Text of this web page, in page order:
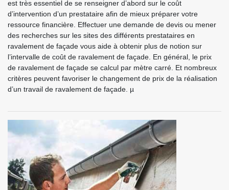
est très essentiel de se renseigner d’abord sur le coût
d’intervention d’un prestataire afin de mieux préparer votre
ressource financière. Effectuer une demande de devis ou mener
des recherches sur les sites des différents prestataires en
ravalement de façade vous aide à obtenir plus de notion sur
l’intervalle de coût de ravalement de façade. En général, le prix
de ravalement de façade se calcul par mètre carré. Et nombreux
critères peuvent favoriser le changement de prix de la réalisation
d’un travail de ravalement de façade. µ